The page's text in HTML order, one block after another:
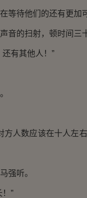
待他们的还有更加可
的扫射，顿时间三十
有其他人！”
人数应该在十人左
强听。
”